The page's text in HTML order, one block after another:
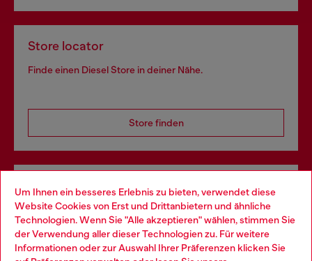
Um Ihnen ein besseres Erlebnis zu bieten, verwendet diese
Website Cookies von Erst und Drittanbietern und ähnliche
Technologien. Wenn Sie "Alle akzeptieren" wählen, stimmen Sie
der Verwendung aller dieser Technologien zu. Für weitere
Informationen oder zur Auswahl Ihrer Präferenzen klicken Sie
Store locator
Finde einen Diesel Store in deiner Nähe.
Store finden
Omnichannel-Services
Entdecke unser gesamtes Service-Angebot, online und
im Store.
Choose your location